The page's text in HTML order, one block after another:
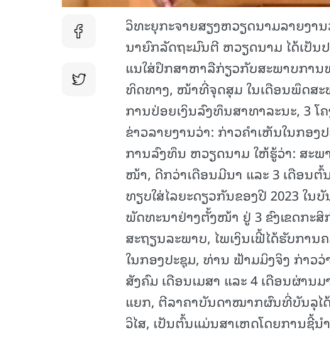
ວິທະຍຸກະຈາຍສຽງຫວຽດນາມລາຍງາ
ນາຍົກລັດຖະມົນຕີ ຫວຽດນາມ ໄດ້ເປັນ
ແນໃສ່ປຶກສາຫາລືກ່ຽວກັບສະພາບການ
ທິດທາງ, ໜ້າທີ່ຈຸດສຸມ ໃນເດືອນພຶດສະ
ການປ່ອຍເງິນລົງທຶນສາທາລະນະ, 3
ຂ່າວລາຍງານວ່າ: ກ່າວຄຳເຫັນໃນກອ
ການລົງທຶນ ຫວຽດນາມ ໃຫ້ຮູ້ວ່າ: ສະ
ໜ້າ, ດີກວ່າເດືອນມີນາ ແລະ 3 ເດືອນ
ທຽບໃສ່ໄລຍະດຽວກັນຂອງປີ 2023 ໃ
ພັດທະນາຢ່າງຕັ້ງໜ້າ ຢູ່ 3 ຂົງເຂດກະ
ສະຖຽນລະພາບ, ໄພເງິນເຟີ້ໄດ້ຮັບກາ
ໃນກອງປະຊຸມ, ທ່ານ ຟ້າມມິງຈິງ ກ່າວ
ສັງຄົມ ເດືອນເມສາ ແລະ 4 ເດືອນຜ່າ
ແຍກ, ຕີລາຄາບັນດາໝາກຜົນທີ່ບັນລຸໄ
ວິໄສ, ເປັນຕົ້ນແມ່ນສາເຫດໂດຍການຊີ້